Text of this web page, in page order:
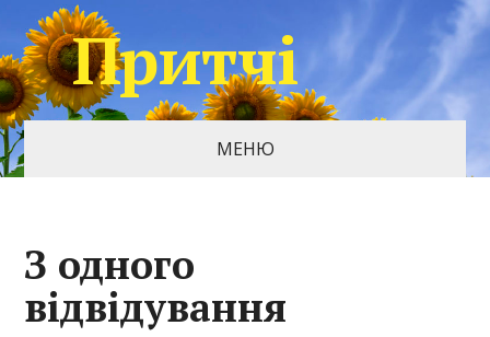
Притчі
МЕНЮ
З одного
відвідування